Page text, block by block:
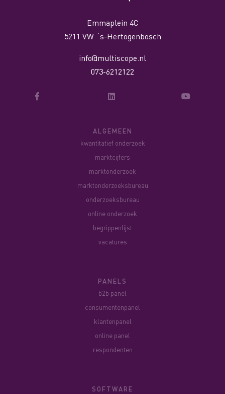
Emmaplein 4C
5211 VW ´s-Hertogenbosch
info@multiscope.nl
073-6212122
ALGEMEEN
kwantitatief onderzoek
marktcijfers
marktonderzoek
marktonderzoeksbureau
onderzoeksbureau
online onderzoek
begrippenlijst
vacatures
PANELS
b2b panel
consumentenpanel
klantenpanel
online panel
respondenten
SOFTWARE